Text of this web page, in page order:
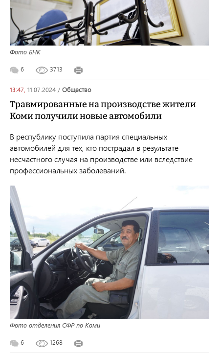
Фото БНК
6 3713
13:47, 11.07.2024 / общество
Травмированные на производстве жители
Коми получили новые автомобили
В республику поступила партия специальных
автомобилей для тех, кто пострадал в результате
несчастного случая на производстве или вследствие
профессиональных заболеваний.
Фото отделения СФР по Коми
6 1268